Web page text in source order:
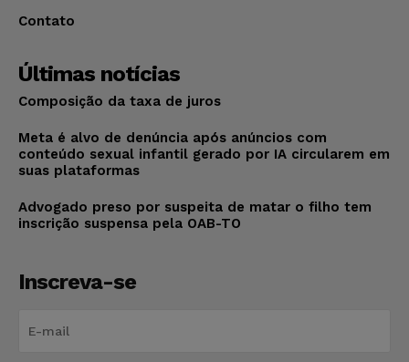
Contato
Últimas notícias
Composição da taxa de juros
Meta é alvo de denúncia após anúncios com
conteúdo sexual infantil gerado por IA circularem em
suas plataformas
Advogado preso por suspeita de matar o filho tem
inscrição suspensa pela OAB-TO
Inscreva-se